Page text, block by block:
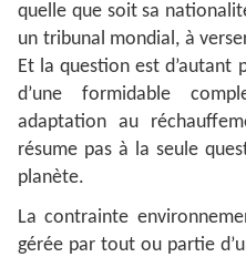
quelle que soit sa
un tribunal mondial, à
Et la question est d’autant
d’une formidable
adaptation au
résume pas à la seule
planète.
La contrainte
gérée par tout ou partie